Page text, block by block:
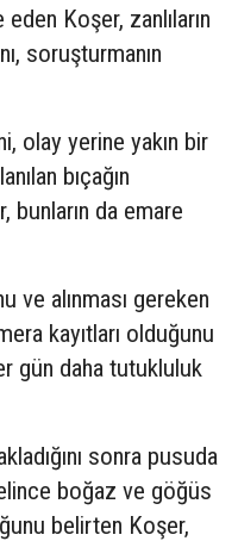
Koşer, zanlıların
soruşturmanın
olay yerine yakın bir
bıçağın
bunların da emare
ve alınması gereken
kayıtları olduğunu
gün daha tutukluluk
sonra pusuda
boğaz ve göğüs
belirten Koşer,